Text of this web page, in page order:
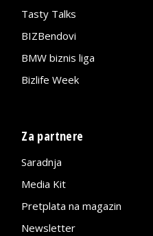
Tasty Talks
BIZBendovi
BMW biznis liga
Bizlife Week
Za partnere
Saradnja
Media Kit
Pretplata na magazin
Newsletter